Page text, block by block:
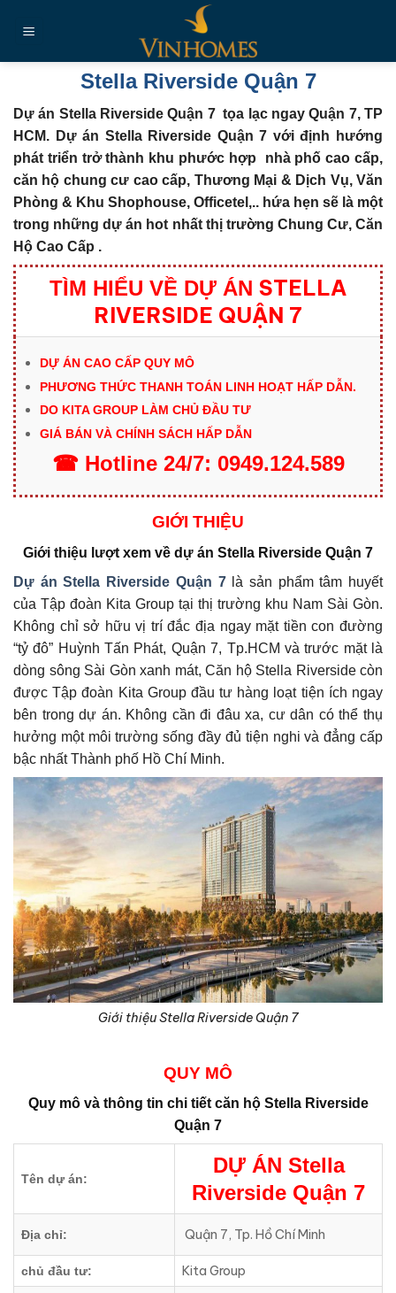
đến
Stella Riverside Quận 7
Dự án Stella Riverside Quận 7 tọa lạc ngay Quận 7, TP
HCM. Dự án Stella Riverside Quận 7 với định hướng
phát triển trở thành khu phước hợp nhà phố cao cấp,
căn hộ chung cư cao cấp, Thương Mại & Dịch Vụ, Văn
Phòng & Khu Shophouse, Officetel,.. hứa hẹn sẽ là một
trong những dự án hot nhất thị trường Chung Cư, Căn
Hộ Cao Cấp .
TÌM HIỂU VỀ DỰ ÁN STELLA
RIVERSIDE QUẬN 7
DỰ ÁN CAO CẤP QUY MÔ
PHƯƠNG THỨC THANH TOÁN LINH HOẠT HẤP DẪN.
DO KITA GROUP LÀM CHỦ ĐẦU TƯ
GIÁ BÁN VÀ CHÍNH SÁCH HẤP DẪN
☎ Hotline 24/7: 0949.124.589
GIỚI THIỆU
Giới thiệu lượt xem về dự án Stella Riverside Quận 7
Dự án Stella Riverside Quận 7 là sản phẩm tâm huyết
của Tập đoàn Kita Group tại thị trường khu Nam Sài Gòn.
Không chỉ sở hữu vị trí đắc địa ngay mặt tiền con đường
“tỷ đô” Huỳnh Tấn Phát, Quận 7, Tp.HCM và trước mặt là
dòng sông Sài Gòn xanh mát, Căn hộ Stella Riverside còn
được Tập đoàn Kita Group đầu tư hàng loạt tiện ích ngay
bên trong dự án. Không cần đi đâu xa, cư dân có thể thụ
hưởng một môi trường sống đầy đủ tiện nghi và đẳng cấp
bậc nhất Thành phố Hồ Chí Minh.
Giới thiệu Stella Riverside Quận 7
QUY MÔ
Quy mô và thông tin chi tiết căn hộStella Riverside
Quận 7
Tên dự án:
DỰ ÁN Stella
Riverside Quận 7
Địa chỉ: Quận 7, Tp. Hồ Chí Minh
chủ đầu tư: Kita Group